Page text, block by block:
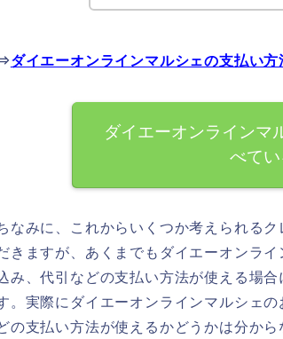
ダイエーオンラインマルシェの支払い
ダイエーオンラインマ
べて
なみに、これからいくつか考えられる
きますが、あくまでもダイエーオンラ
み、代引などの支払い方法が使える場
。実際にダイエーオンラインマルシェ
の支払い方法が使えるかどうかは分か